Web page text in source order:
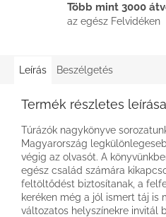
Több mint 3000
az egész Felvidéken
Leírás Beszélgetés
Termék részletes leírása
Túrázók nagykönyve
Magyarország
végig az olvasót. A
egész család számára
feltöltődést biztosítanak, a
keréken még a jól ismert táj is
változatos helyszínekre invitál